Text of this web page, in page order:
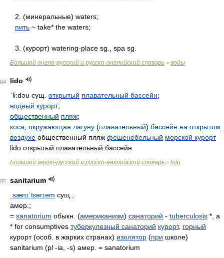
2. (минеральные) waters;
пить ~ take* the waters;
3. (курорт) watering-place sg., spa sg.
Большой англо-русский и русско-английский словарь > воды
84
lido
ˈli:dəu сущ. открытый плавательный бассейн;
водный курорт;
общественный пляж;
коса окружающая лагуну (плавательный) бассейн на открытом
воздухе общественный пляж фешенебельный морской курорт
lido открытый плавательный бассейн
Большой англо-русский и русско-английский словарь > lido
85
sanitarium
ˌsænɪˈtɛərɪəm сущ.;
амер.;
= sanatorium обыкн. (американизм) санаторий - tuberculosis *, a
* for consumptives туберкулезный санаторий курорт, горный
курорт (особ. в жарких странах) изолятор (при школе)
sanitarium (pl -ia, -s) амер. = sanatorium